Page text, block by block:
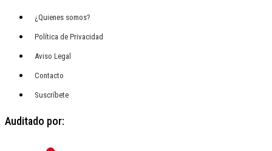
¿Quienes somos?
Política de Privacidad
Aviso Legal
Contacto
Suscríbete
Auditado por: